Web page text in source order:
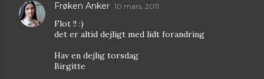
Frøken Anker 10 mars, 2011
Flot !! :)
det er altid dejligt med lidt forandring
Hav en dejlig torsdag
Birgitte